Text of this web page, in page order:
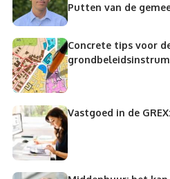
Putten van de
Concrete tips voor
Vastgoed in de